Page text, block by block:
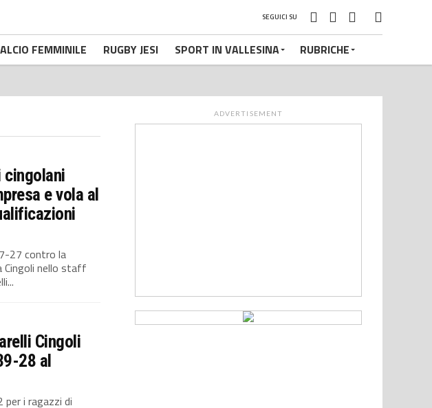
SEGUICI SU
FEMMINILE RUGBY JESI SPORT IN VALLESINA RUBRICHE
cingolani
e vola al
27 contro la
Cingoli nello staff
Cingoli
28 al
i ragazzi di
ADVERTISEMENT